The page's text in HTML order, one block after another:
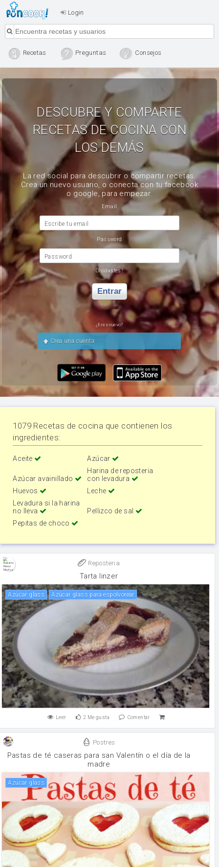
Login
Recetas Preguntas Consejos
DESCUBRE Y COMPARTE
RECETAS DE COCINA CON
LOS DEMÁS
La red social para descubrir o compartir recetas.
Crea un nuevo usuario, o conecta con tu facebook
o google, para empezar.
Email
Escribe tu email
Password
Password
Olvidastes?
Entrar
¿Eres nuevo?
Crea una cuenta
1079 Recetas de cocina que contienen los
ingredientes:
Aceite Azúcar
Azúcar avainillado
Harina de reposteria
con levadura
Huevos
Leche
Levadura si la harina
no lleva
Pellizco de sal
Pepitas de choco
Reposteria
Tarta linzer
Azúcar glass Azúcar glass para espolvorear
Leer 2 Me gusta Comentar
Postres
Pastas de té caseras para san Valentín o el día de la
madre
Azúcar glass